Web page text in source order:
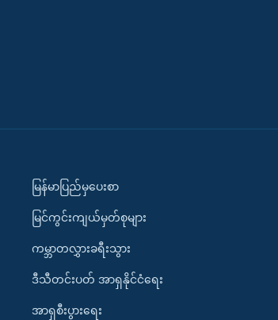
မြန်မာပြည်မှပေးစာ
မြင်ကွင်းကျယ်မှတ်စုများ
ကမ္ဘာတလွှားခရီးသွား
ဒီသီတင်းပတ် အာရှနိုင်ငံရေး
အာရှစီးပွားရေး